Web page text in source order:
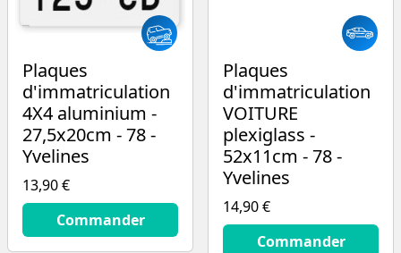
Plaques
d'immatriculation
4X4 aluminium -
27,5x20cm - 78 -
Yvelines
13,90 €
13.9
€Commander
Plaques
d'immatriculation
VOITURE
plexiglass -
52x11cm - 78 -
Yvelines
14,90 €
14.9
€Commander